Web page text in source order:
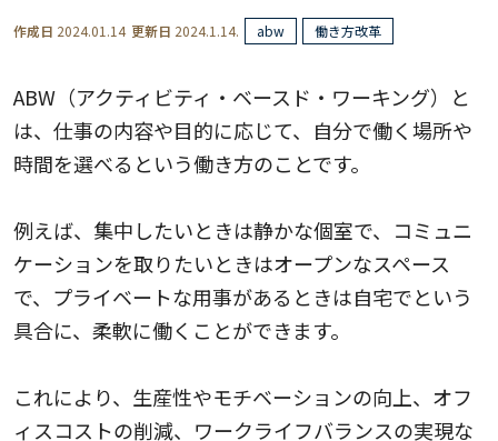
作成日 2024.01.14 更新日 2024.1.14. abw 働き方改革
ABW（アクティビティ・ベースド・ワーキング）と
は、仕事の内容や目的に応じて、自分で働く場所や
時間を選べるという働き方のことです。
例えば、集中したいときは静かな個室で、コミュニ
ケーションを取りたいときはオープンなスペース
で、プライベートな用事があるときは自宅でという
具合に、柔軟に働くことができます。
これにより、生産性やモチベーションの向上、オフ
ィスコストの削減、ワークライフバランスの実現な